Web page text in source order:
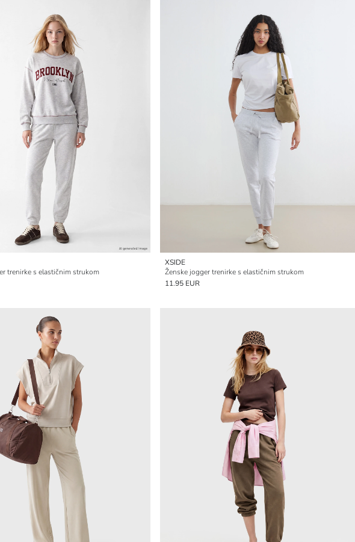
trenirke s elastičnim strukom
XSIDE
Ženske jogger trenirke s elastičnim strukom
11.95 EUR